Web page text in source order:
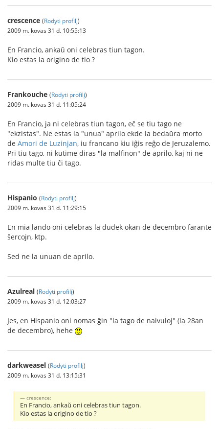
crescence (Rodyti profilį)
2009 m. kovas 31 d. 10:55:13
En Francio, ankaŭ oni celebras tiun tagon.
Kio estas la origino de tio ?
Frankouche (Rodyti profilį)
2009 m. kovas 31 d. 11:05:24
En Francio, ja ni celebras tiun tagon, eĉ se tiu tago ne
"ekzistas". Ne estas la "unua" aprilo ekde la bedaŭra morto
de Amori de Luzinjan, iu francano kiu iĝis reĝo de Jeruzalemo.
Pri tiu tago, ni kutime diras "la malfinon" de aprilo, kaj ni ne
ridas multe tiu ĉi tago.
Hispanio (Rodyti profilį)
2009 m. kovas 31 d. 11:29:15
En mia lando oni celebras la dudek okan de decembro farante
ŝercojn, ktp.
Sed ne la unuan de aprilo.
Azulreal (Rodyti profilį)
2009 m. kovas 31 d. 12:03:27
Jes, en Hispanio oni nomas ĝin "la tago de naivuloj" (la 28an
de decembro), hehe
darkweasel (Rodyti profilį)
2009 m. kovas 31 d. 13:15:31
crescence:
En Francio, ankaŭ oni celebras tiun tagon.
Kio estas la origino de tio ?